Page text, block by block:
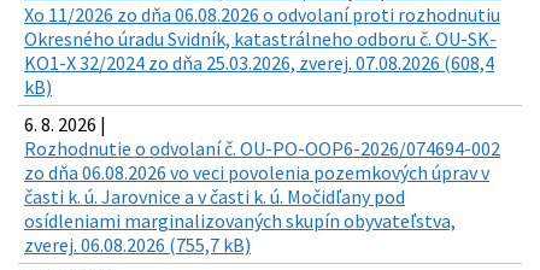
Xo 11/2026 zo dňa 06.08.2026 o odvolaní proti rozhodnutiu
Okresného úradu Svidník, katastrálneho odboru č. OU-SK-
KO1-X 32/2024 zo dňa 25.03.2026, zverej. 07.08.2026 (608,4
kB)
6. 8. 2026 |
Rozhodnutie o odvolaní č. OU-PO-OOP6-2026/074694-002
zo dňa 06.08.2026 vo veci povolenia pozemkových úprav v
časti k. ú. Jarovnice a v časti k. ú. Močidľany pod
osídleniami marginalizovaných skupín obyvateľstva,
zverej. 06.08.2026 (755,7 kB)